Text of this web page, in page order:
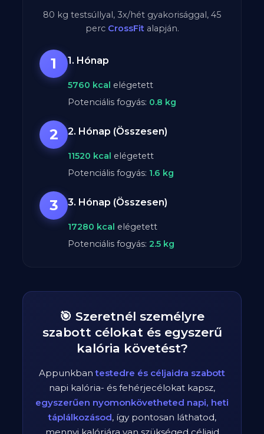
80 kg testsúllyal, 3x/hét gyakorisággal, 45
perc CrossFitalapján.
1 1. Hónap
5760 kcal elégetett
Potenciális fogyás: 0.8 kg
2 2. Hónap (Összesen)
11520 kcal elégetett
Potenciális fogyás: 1.6 kg
3 3. Hónap (Összesen)
17280 kcal elégetett
Potenciális fogyás:2.5 kg
🎯 Szeretnél személyre
szabott célokat és egyszerű
kalória követést?
Appunkbantestedre és céljaidra szabott
napi kalória- és fehérjecélokat kapsz,
egyszerűen nyomonkövetheted napi, heti
táplálkozásod, így pontosan láthatod,